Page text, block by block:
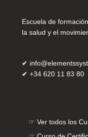
Escuela de
la salud y el
✔
✔ +34 620 11 83 80
☞ Ver todos los